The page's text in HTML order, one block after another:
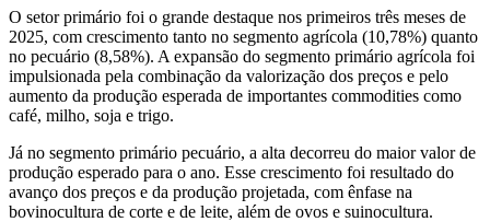
O setor primário foi o grande destaque nos primeiros três meses de
2025, com crescimento tanto no segmento agrícola (10,78%) quanto
no pecuário (8,58%). A expansão do segmento primário agrícola foi
impulsionada pela combinação da valorização dos preços e pelo
aumento da produção esperada de importantes commodities como
café, milho, soja e trigo.
Já no segmento primário pecuário, a alta decorreu do maior valor de
produção esperado para o ano. Esse crescimento foi resultado do
avanço dos preços e da produção projetada, com ênfase na
bovinocultura de corte e de leite, além de ovos e suinocultura.